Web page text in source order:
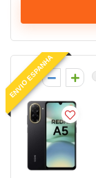
ENVIO ESPANHA
0